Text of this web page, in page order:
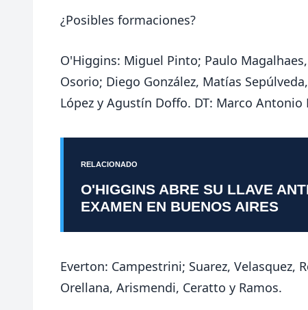
¿Posibles formaciones?
O'Higgins: Miguel Pinto; Paulo
Osorio; Diego González, Matías
López y Agustín Doffo. DT: Marco Antonio
RELACIONADO
O'HIGGINS ABRE SU LLAVE
EXAMEN EN BUENOS AIRES
Everton: Campestrini; Suarez, Velasquez,
Orellana, Arismendi, Ceratto y Ramos.